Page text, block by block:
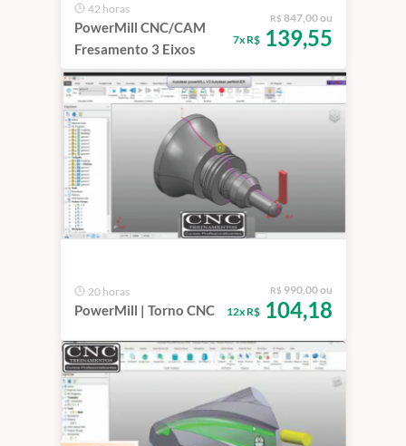
42 horas
PowerMill CNC/CAM
Fresamento 3 Eixos
R$ 847,00 ou
7x R$139,55
20 horas
PowerMill | Torno CNC
R$ 990,00 ou
12x R$104,18